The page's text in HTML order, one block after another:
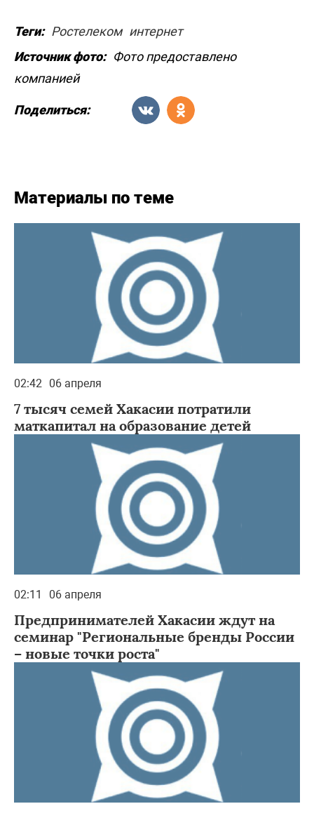
Теги: Ростелеком интернет
Источник фото: Фото предоставлено
компанией
Поделиться:
Материалы по теме
02:42 06 апреля
7 тысяч семей Хакасии потратили
маткапитал на образование детей
02:11 06 апреля
Предпринимателей Хакасии ждут на
семинар "Региональные бренды России
– новые точки роста"